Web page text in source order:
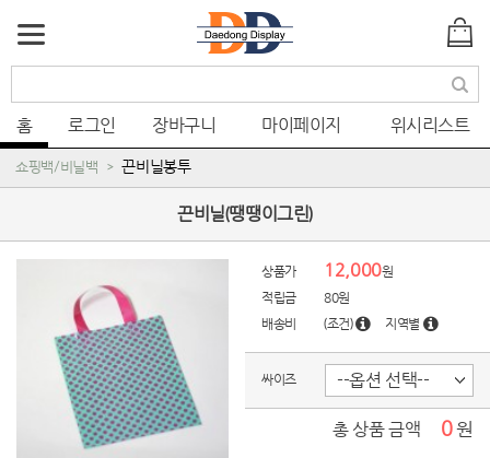
색
홈 로그인 장바구니 마이페이지 위시리스트
쇼핑백/비닐백 끈비닐봉투
끈비닐(땡땡이그린)
상품가 12,000원
적립금
80원
배송비
(조건) 지역별
싸이즈
총 상품 금액 0원